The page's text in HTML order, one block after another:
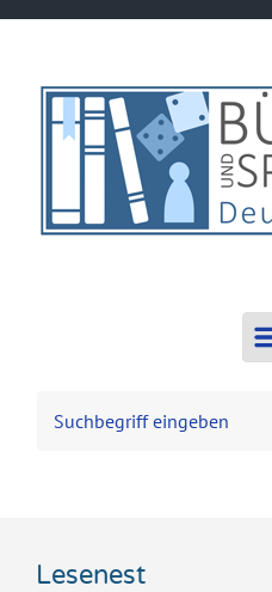
Lesenest